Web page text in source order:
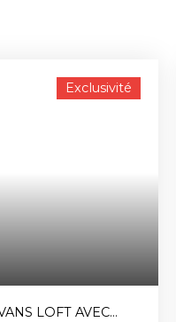
Exclusivité
LOFT AVEC